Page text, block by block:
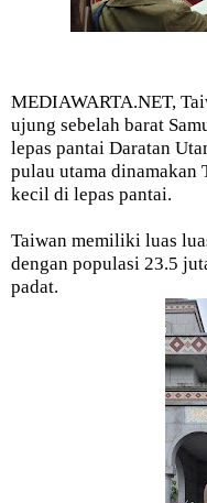
MEDIAWARTA.NET,
ujung sebelah barat
lepas pantai Daratan
pulau utama dinamakan
kecil di lepas pantai.
Taiwan memiliki luas
dengan populasi 23.5
padat.